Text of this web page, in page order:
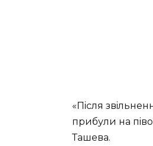
«Пicля
пpибули нa
Тaшeвa.